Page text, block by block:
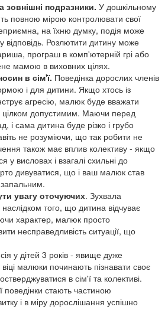
зовнішні подразники. У дошкільному
повною мірою контролювати свої
на їхню думку, подія може
відповідь. Розлютити дитину може
програш в комп'ютерній грі або
мамою в виховних цілях.
в сім'ї. Поведінка дорослих членів
і для дитини. Якщо хтось із
агресію, малюк буде вважати
цілком допустимим. Маючи перед
і сама дитина буде різко і грубо
не розуміючи, що так робити не
також має вплив колективу - якщо
у висловах і взагалі схильні до
дивуватися, що і ваш малюк став
увагу оточуючих. Зухвала
наслідком того, що дитина відчуває
характер, малюк просто
несправедливість ситуації, що
у дітей 3 років - явище дуже
малюки починають пізнавати своє
в сім'ї та колективі.
поведінки стають частиною
і в міру дорослішання успішно